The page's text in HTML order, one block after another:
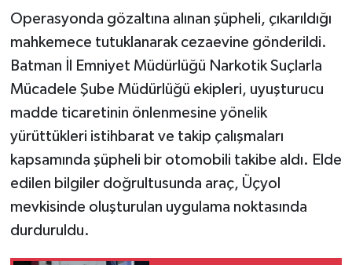
Operasyonda gözaltına alınan şüpheli, çıkarıldığı
mahkemece tutuklanarak cezaevine gönderildi.
Batman İl Emniyet Müdürlüğü Narkotik Suçlarla
Mücadele Şube Müdürlüğü ekipleri, uyuşturucu
madde ticaretinin önlenmesine yönelik
yürüttükleri istihbarat ve takip çalışmaları
kapsamında şüpheli bir otomobili takibe aldı. Elde
edilen bilgiler doğrultusunda araç, Üçyol
mevkisinde oluşturulan uygulama noktasında
durduruldu.